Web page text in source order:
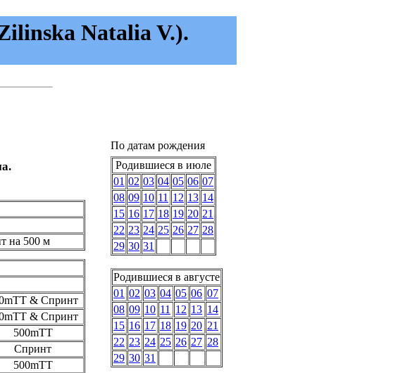
Natalia V.).
на 500 м
& Спринт
& Спринт
500mTT
Спринт
500mTT
По датам рождения
Родившиеся в июле
01 02 03 04 05 06 07
08 09 10 11 12 13 14
15 16 17 18 19 20 21
22 23 24 25 26 27 28
29 30 31
Родившиеся в августе
01 02 03 04 05 06 07
08 09 10 11 12 13 14
15 16 17 18 19 20 21
22 23 24 25 26 27 28
29 30 31